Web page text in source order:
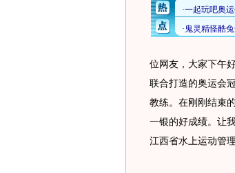
位网友，大家下午
联合打造的奥运会
教练。在刚刚结束
一银的好成绩。让
江西省水上运动管